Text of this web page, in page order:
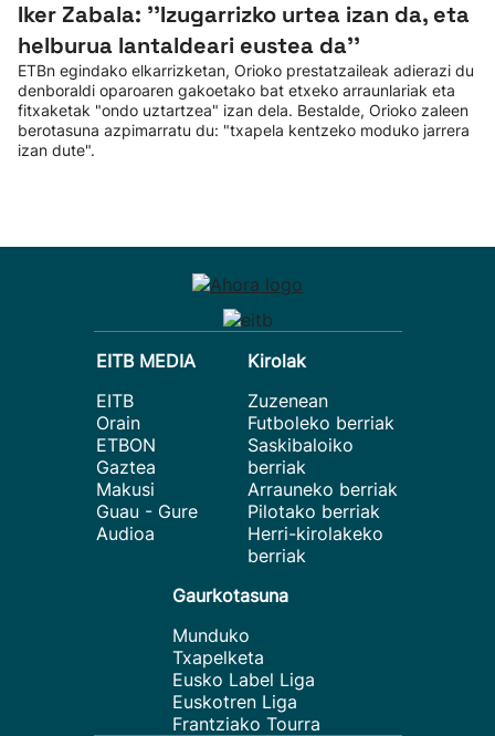
Iker Zabala: ''Izugarrizko urtea izan da, eta
helburua lantaldeari eustea da''
ETBn egindako elkarrizketan, Orioko prestatzaileak adierazi du
denboraldi oparoaren gakoetako bat etxeko arraunlariak eta
fitxaketak "ondo uztartzea" izan dela. Bestalde, Orioko zaleen
berotasuna azpimarratu du: "txapela kentzeko moduko jarrera
izan dute".
EITB MEDIA
EITB
Orain
ETBON
Gaztea
Makusi
Guau - Gure
Audioa
Kirolak
Zuzenean
Futboleko berriak
Saskibaloiko
berriak
Arrauneko berriak
Pilotako berriak
Herri-kirolakeko
berriak
Gaurkotasuna
Munduko
Txapelketa
Eusko Label Liga
Euskotren Liga
Frantziako Tourra